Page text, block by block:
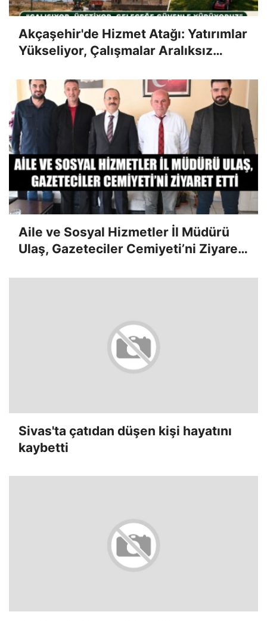
Akçaşehir'de Hizmet Atağı: Yatırımlar
Yükseliyor, Çalışmalar Aralıksız
Aile ve Sosyal Hizmetler İl Müdürü
Ulaş, Gazeteciler Cemiyeti’ni Ziyaret
Sivas'ta çatıdan düşen kişi hayatını
kaybetti